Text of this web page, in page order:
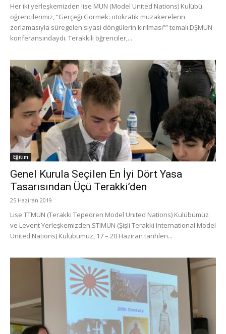
Her iki yerleşkemizden lise MUN (Model United Nations) Kulübü
öğrencilerimiz, “Gerçeği Görmek: otokratik müzakerelerin
zorlamasıyla süregelen siyasi döngülerin kırılması”” temalı DŞMUN
konferansındaydı. Terakkili öğrenciler,...
Eğitim
Genel Kurula Seçilen En İyi Dört Yasa
Tasarısından Üçü Terakki’den
25 Haziran 2019
Lise TTMUN (Terakki Tepeören Model United Nations) Kulübümüz
ve Levent Yerleşkemizden STIMUN (Şişli Terakki International Model
United Nations) Kulübümüz, 17 – 20 Haziran tarihleri...